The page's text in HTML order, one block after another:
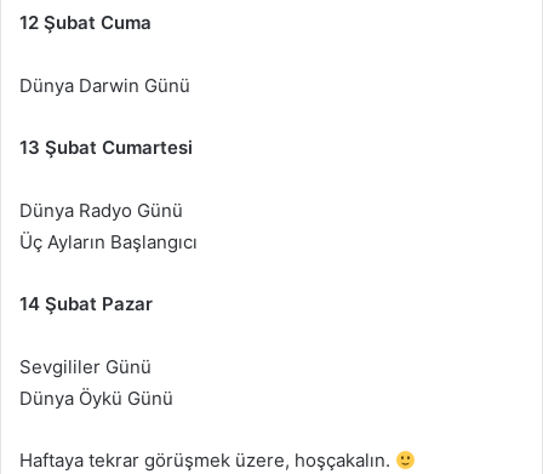
12 Şubat Cuma
Dünya Darwin Günü
13 Şubat Cumartesi
Dünya Radyo Günü
Üç Ayların Başlangıcı
14 Şubat Pazar
Sevgililer Günü
Dünya Öykü Günü
Haftaya tekrar görüşmek üzere, hoşçakalın.